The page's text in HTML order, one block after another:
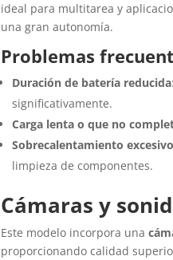
ideal para multitarea y
una gran autonomía.
Problemas
Duración de batería reducida
significativamente.
Carga lenta o que no
Sobrecalentamiento excesivo
limpieza de componentes.
Cámaras y
Este modelo incorpora una
proporcionando calidad